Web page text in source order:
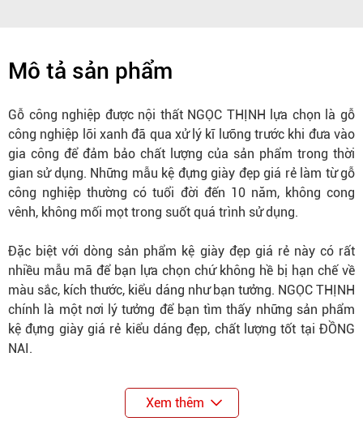
Mô tả sản phẩm
Gỗ công nghiệp được nội thất NGỌC THỊNH lựa chọn là gỗ
công nghiệp lõi xanh đã qua xử lý kĩ lưỡng trước khi đưa vào
gia công để đảm bảo chất lượng của sản phẩm trong thời
gian sử dụng. Những mẫu kệ đựng giày đẹp giá rẻ làm từ gỗ
công nghiệp thường có tuổi đời đến 10 năm, không cong
vênh, không mối mọt trong suốt quá trình sử dụng.
Đặc biệt với dòng sản phẩm kệ giày đẹp giá rẻ này có rất
nhiều mẫu mã để bạn lựa chọn chứ không hề bị hạn chế về
màu sắc, kích thước, kiểu dáng như bạn tưởng. NGỌC THỊNH
chính là một nơi lý tưởng để bạn tìm thấy những sản phẩm
kệ đựng giày giá rẻ kiểu dáng đẹp, chất lượng tốt tại ĐỒNG
NAI.
Xem thêm